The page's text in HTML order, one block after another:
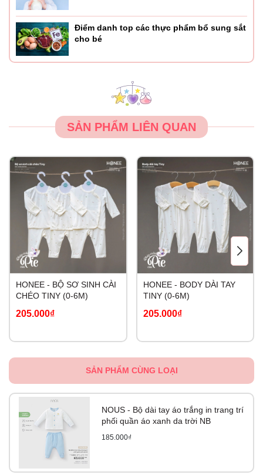
Điểm danh top các thực phẩm bổ sung sắt
cho bé
SẢN PHẨM LIÊN QUAN
HONEE - BỘ SƠ SINH CÀI
CHÉO TINY (0-6M)
205.000₫
HONEE - BODY DÀI TAY
TINY (0-6M)
205.000₫
SẢN PHẨM CÙNG LOẠI
NOUS - Bộ dài tay áo trắng in trang trí
phối quần áo xanh da trời NB
185.000₫